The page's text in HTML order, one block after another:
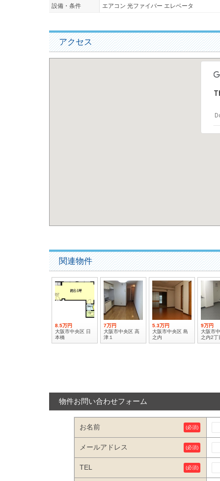
設備・条件
エアコン 光ファイバー エレベータ
アクセス
関連物件
8.5万円
大阪市中央区 日
本橋
7万円
大阪市中央区 高
津１
5.3万円
大阪市中央区 島
之内
9万円
大阪市
之内2丁
物件お問い合わせフォーム
お名前 (必須)
メールアドレス (必須)
TEL (必須)